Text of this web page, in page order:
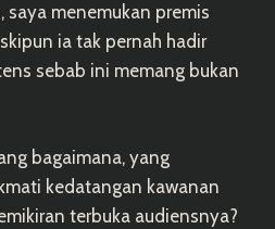
saya menemukan premis
ia tak pernah hadir
sebab ini memang bukan
bagaimana, yang
kedatangan kawanan
terbuka audiensnya?